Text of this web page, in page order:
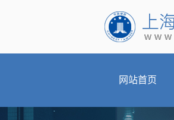
网站首页